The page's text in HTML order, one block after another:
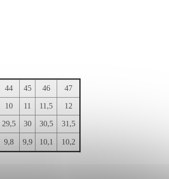
44 45 46 47
10 11 11,5 12
29,5 30 30,5 31,5
9,8 9,9 10,1 10,2